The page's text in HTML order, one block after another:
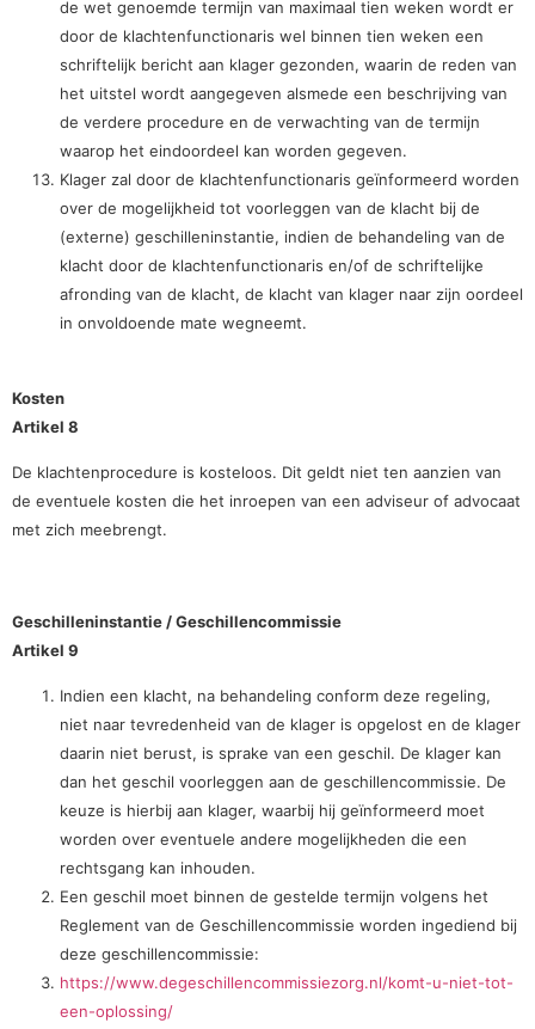
de wet genoemde termijn van maximaal tien weken wordt er
door de klachtenfunctionaris wel binnen tien weken een
schriftelijk bericht aan klager gezonden, waarin de reden van
het uitstel wordt aangegeven alsmede een beschrijving van
de verdere procedure en de verwachting van de termijn
waarop het eindoordeel kan worden gegeven.
Klager zal door de klachtenfunctionaris geïnformeerd worden
over de mogelijkheid tot voorleggen van de klacht bij de
(externe) geschilleninstantie, indien de behandeling van de
klacht door de klachtenfunctionaris en/of de schriftelijke
afronding van de klacht, de klacht van klager naar zijn oordeel
in onvoldoende mate wegneemt.
Kosten
Artikel 8
De klachtenprocedure is kosteloos. Dit geldt niet ten aanzien van
de eventuele kosten die het inroepen van een adviseur of advocaat
met zich meebrengt.
Geschilleninstantie / Geschillencommissie
Artikel 9
Indien een klacht, na behandeling conform deze regeling,
niet naar tevredenheid van de klager is opgelost en de klager
daarin niet berust, is sprake van een geschil. De klager kan
dan het geschil voorleggen aan de geschillencommissie. De
keuze is hierbij aan klager, waarbij hij geïnformeerd moet
worden over eventuele andere mogelijkheden die een
rechtsgang kan inhouden.
Een geschil moet binnen de gestelde termijn volgens het
Reglement van de Geschillencommissie worden ingediend bij
deze geschillencommissie:
https://www.degeschillencommissiezorg.nl/komt-u-niet-tot-
een-oplossing/